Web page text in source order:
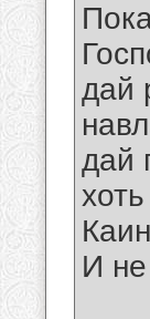
дай
дай
И